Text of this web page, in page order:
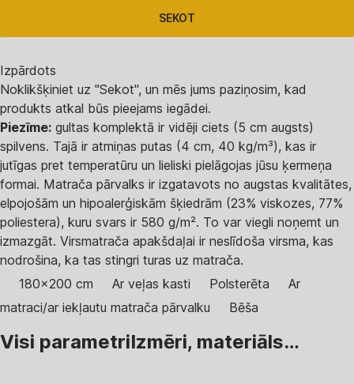
SEKOT
Izpārdots
Noklikšķiniet uz "Sekot", un mēs jums paziņosim, kad
produkts atkal būs pieejams iegādei.
Piezīme: gultas komplektā ir vidēji ciets (5 cm augsts)
spilvens. Tajā ir atmiņas putas (4 cm, 40 kg/m³), kas ir
jutīgas pret temperatūru un lieliski pielāgojas jūsu ķermeņa
formai. Matrača pārvalks ir izgatavots no augstas kvalitātes,
elpojošām un hipoalerģiskām šķiedrām (23% viskozes, 77%
poliestera), kuru svars ir 580 g/m². To var viegli noņemt un
izmazgāt. Virsmatrača apakšdaļai ir neslīdoša virsma, kas
nodrošina, ka tas stingri turas uz matrača.
180x200 cm
Ar veļas kasti Polsterēta
Ar
matraci/ar iekļautu matrača pārvalku
Bēša
Visi parametriIzmēri, materiāls…